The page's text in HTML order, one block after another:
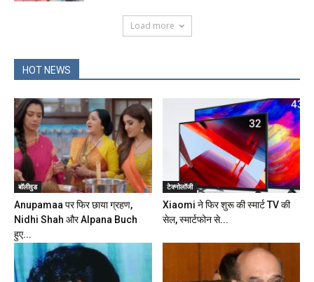
Load more
HOT NEWS
बॉलीवुड
Anupamaa पर फिर छाया ग्रहण,
Nidhi Shah और Alpana Buch
हुए...
टेक्नोलॉजी
Xiaomi ने फिर शुरू की स्मार्ट TV की
सेल, स्मार्टफोन से...